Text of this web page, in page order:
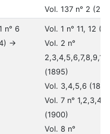
Vol. 137 n° 2
n° 6
->
Vol. 1 n° 11, 12
Vol. 2 n°
(1895)
Vol. 3,4,5,6
Vol. 7 n°
(1900)
Vol. 8 n°